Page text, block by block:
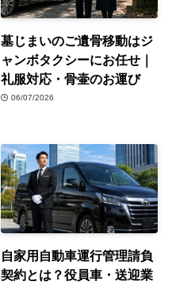
墓じまいのご遺骨移動はジ
ャンボタクシーにお任せ｜
礼服対応・骨壷のお運び
06/07/2026
自家用自動車運行管理請負
契約とは？役員車・送迎業